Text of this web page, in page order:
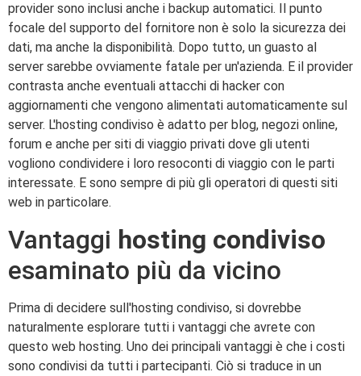
provider sono inclusi anche i backup automatici. Il punto
focale del supporto del fornitore non è solo la sicurezza dei
dati, ma anche la disponibilità. Dopo tutto, un guasto al
server sarebbe ovviamente fatale per un'azienda. E il provider
contrasta anche eventuali attacchi di hacker con
aggiornamenti che vengono alimentati automaticamente sul
server. L'hosting condiviso è adatto per blog, negozi online,
forum e anche per siti di viaggio privati dove gli utenti
vogliono condividere i loro resoconti di viaggio con le parti
interessate. E sono sempre di più gli operatori di questi siti
web in particolare.
Vantaggi hosting condiviso
esaminato più da vicino
Prima di decidere sull'hosting condiviso, si dovrebbe
naturalmente esplorare tutti i vantaggi che avrete con
questo web hosting. Uno dei principali vantaggi è che i costi
sono condivisi da tutti i partecipanti. Ciò si traduce in un